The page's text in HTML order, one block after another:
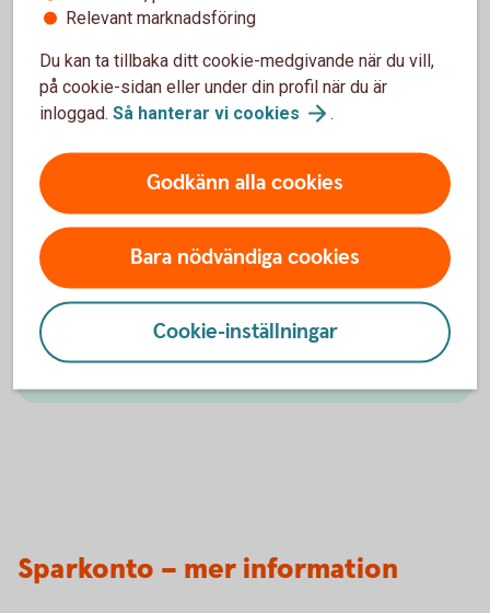
Varbergskonto
Ränta från första kronan och dag-för-dag. Du kan
öppna max ett konto och det finns inget minimi-
eller maximibelopp
minskar räntan med 0,70% på uttaget belopp,
dock lägst 30 kronor
Enkelt att månadsspara till kontot
VarbergskontoPlus
Sparkonto – mer information
Relevant marknadsföring
Du kan ta tillbaka ditt cookie-medgivande när du vill,
på cookie-sidan eller under din profil när du är
inloggad. Så hanterar vi cookies .
Godkänn alla cookies
Bara nödvändiga cookies
Cookie-inställningar